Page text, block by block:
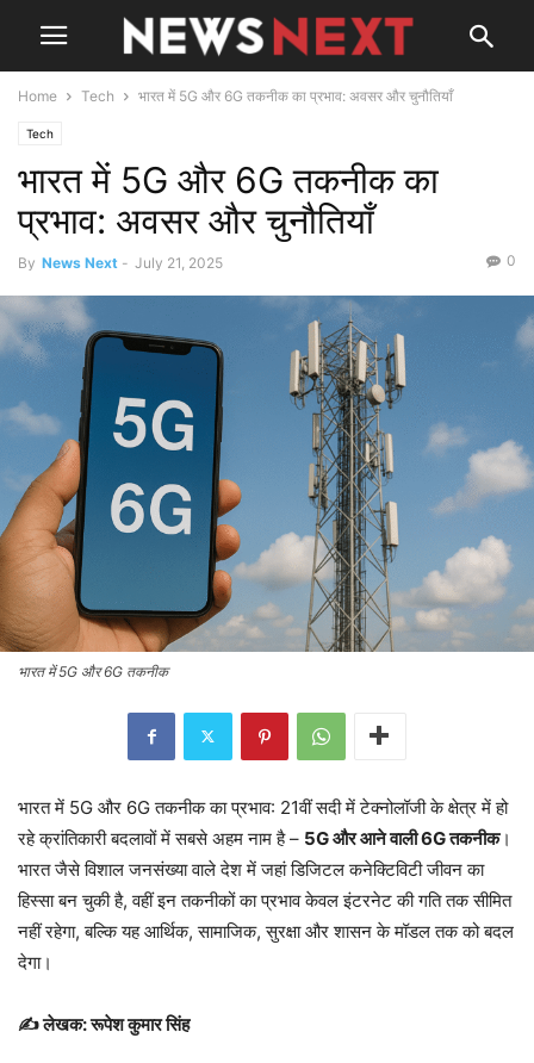
Home Tech भारत में 5G और 6G तकनीक का प्रभाव: अवसर और चुनौतियाँ
Tech
भारत में 5G और 6G तकनीक का
प्रभाव: अवसर और चुनौतियाँ
By News Next - July 21, 2025 0
भारत में 5G और 6G तकनीक
भारत में 5G और 6G तकनीक का प्रभाव: 21वीं सदी में टेक्नोलॉजी के क्षेत्र में हो
रहे क्रांतिकारी बदलावों में सबसे अहम नाम है – 5G और आने वाली 6G तकनीक।
भारत जैसे विशाल जनसंख्या वाले देश में जहां डिजिटल कनेक्टिविटी जीवन का
हिस्सा बन चुकी है, वहीं इन तकनीकों का प्रभाव केवल इंटरनेट की गति तक सीमित
नहीं रहेगा, बल्कि यह आर्थिक, सामाजिक, सुरक्षा और शासन के मॉडल तक को बदल
देगा।
✍ लेखक: रूपेश कुमार सिंह